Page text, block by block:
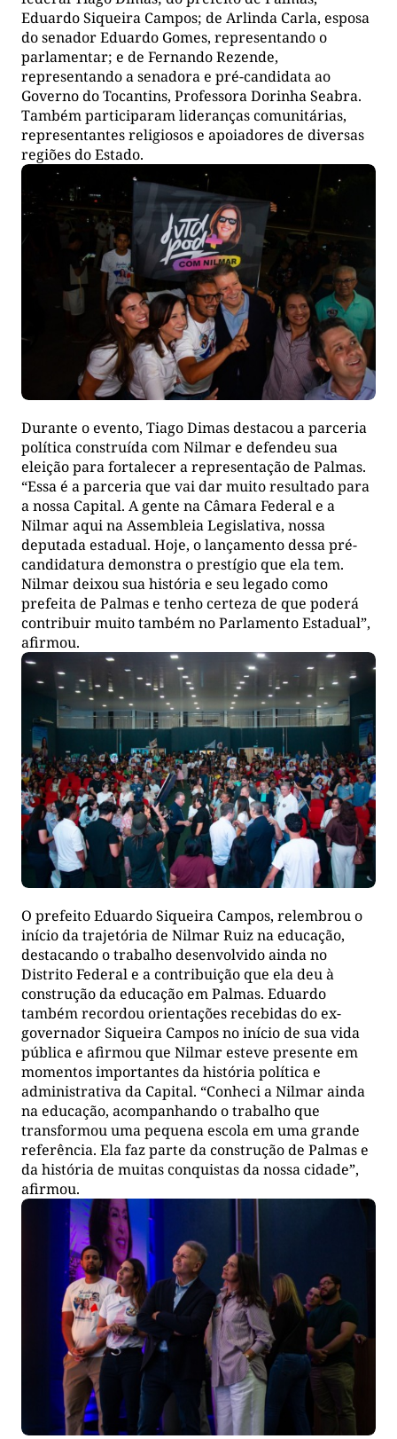
Eduardo Siqueira Campos; de Arlinda Carla, esposa
do senador Eduardo Gomes, representando o
parlamentar; e de Fernando Rezende,
representando a senadora e pré-candidata ao
Governo do Tocantins, Professora Dorinha Seabra.
Também participaram lideranças comunitárias,
representantes religiosos e apoiadores de diversas
regiões do Estado.
Durante o evento, Tiago Dimas destacou a parceria
política construída com Nilmar e defendeu sua
eleição para fortalecer a representação de Palmas.
“Essa é a parceria que vai dar muito resultado para
a nossa Capital. A gente na Câmara Federal e a
Nilmar aqui na Assembleia Legislativa, nossa
deputada estadual. Hoje, o lançamento dessa pré-
candidatura demonstra o prestígio que ela tem.
Nilmar deixou sua história e seu legado como
prefeita de Palmas e tenho certeza de que poderá
contribuir muito também no Parlamento Estadual”,
afirmou.
O prefeito Eduardo Siqueira Campos, relembrou o
início da trajetória de Nilmar Ruiz na educação,
destacando o trabalho desenvolvido ainda no
Distrito Federal e a contribuição que ela deu à
construção da educação em Palmas. Eduardo
também recordou orientações recebidas do ex-
governador Siqueira Campos no início de sua vida
pública e afirmou que Nilmar esteve presente em
momentos importantes da história política e
administrativa da Capital. “Conheci a Nilmar ainda
na educação, acompanhando o trabalho que
transformou uma pequena escola em uma grande
referência. Ela faz parte da construção de Palmas e
da história de muitas conquistas da nossa cidade”,
afirmou.